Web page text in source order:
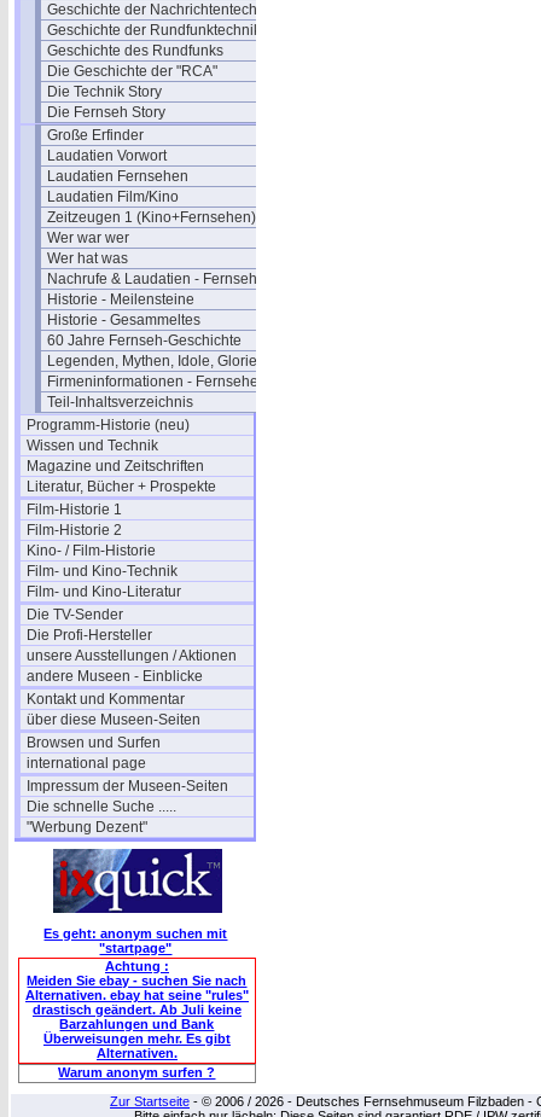
Geschichte der Nachrichtentechnik
Geschichte der Rundfunktechnik
Geschichte des Rundfunks
Die Geschichte der "RCA"
Die Technik Story
Die Fernseh Story
Große Erfinder
Laudatien Vorwort
Laudatien Fernsehen
Laudatien Film/Kino
Zeitzeugen 1 (Kino+Fernsehen)
Wer war wer
Wer hat was
Nachrufe & Laudatien - Fernsehen
Historie - Meilensteine
Historie - Gesammeltes
60 Jahre Fernseh-Geschichte
Legenden, Mythen, Idole, Glorie
Firmeninformationen - Fernsehen
Teil-Inhaltsverzeichnis
Programm-Historie (neu)
Wissen und Technik
Magazine und Zeitschriften
Literatur, Bücher + Prospekte
Film-Historie 1
Film-Historie 2
Kino- / Film-Historie
Film- und Kino-Technik
Film- und Kino-Literatur
Die TV-Sender
Die Profi-Hersteller
unsere Ausstellungen / Aktionen
andere Museen - Einblicke
Kontakt und Kommentar
über diese Museen-Seiten
Browsen und Surfen
international page
Impressum der Museen-Seiten
Die schnelle Suche .....
"Werbung Dezent"
Es geht: anonym suchen mit
"startpage"
Achtung :
Meiden Sie ebay - suchen Sie nach
Alternativen. ebay hat seine "rules"
drastisch geändert. Ab Juli keine
Barzahlungen und Bank
Überweisungen mehr. Es gibt
Alternativen.
Warum anonym surfen ?
Zur Startseite - © 2006 / 2026 - Deutsches Fernsehmuseum Filzbaden -